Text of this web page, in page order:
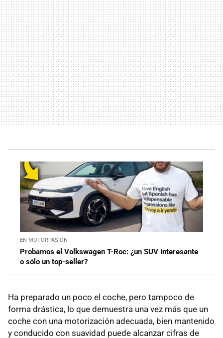
EN MOTORPASIÓN
Probamos el Volkswagen T-Roc: ¿un SUV interesante
o sólo un top-seller?
Ha preparado un poco el coche, pero tampoco de
forma drástica, lo que demuestra una vez más que un
coche con una motorización adecuada, bien mantenido
y conducido con suavidad puede alcanzar cifras de